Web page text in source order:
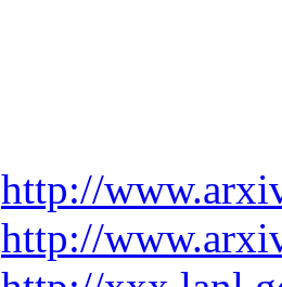
http://
http://